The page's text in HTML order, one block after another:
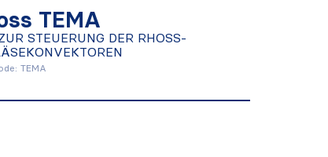
TEMA
STEUERUNG DER RHOSS-
TEMA
Mehr herausfinden